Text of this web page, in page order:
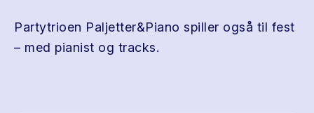
Partytrioen Paljetter&Piano spiller også til fest
– med pianist og tracks.